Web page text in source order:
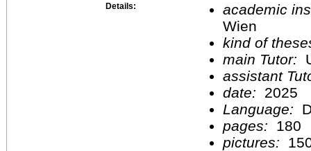
Details:
academic
Wien
kind of
main Tutor:
assistant
date:
2025
Language:
pages:
180
pictures: